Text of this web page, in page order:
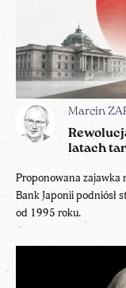
Marcin
latach
Proponowana zajawka
Bank Japonii podniósł
od 1995 roku.